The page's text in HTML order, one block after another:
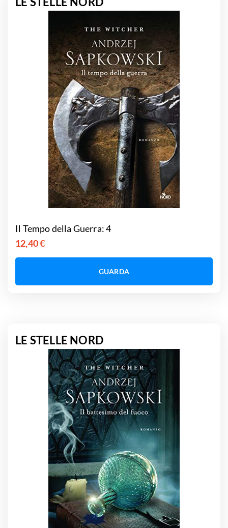
Il Tempo della Guerra: 4
12,40 €
GUARDA
LE STELLE NORD